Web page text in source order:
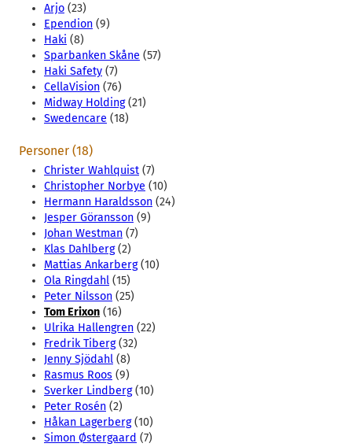
Arjo (23)
Ependion (9)
Haki (8)
Sparbanken Skåne (57)
Haki Safety (7)
CellaVision (76)
Midway Holding(21)
Swedencare (18)
Personer (18)
Christer Wahlquist (7)
Christopher Norbye (10)
Hermann Haraldsson (24)
Jesper Göransson (9)
Johan Westman (7)
Klas Dahlberg(2)
Mattias Ankarberg(10)
Ola Ringdahl (15)
Peter Nilsson (25)
Tom Erixon (16)
Ulrika Hallengren (22)
Fredrik Tiberg(32)
Jenny Sjödahl (8)
Rasmus Roos (9)
Sverker Lindberg(10)
Peter Rosén (2)
Håkan Lagerberg(10)
Simon Østergaard (7)